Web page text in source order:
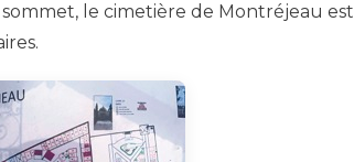
le cimetière de Montréjeau est